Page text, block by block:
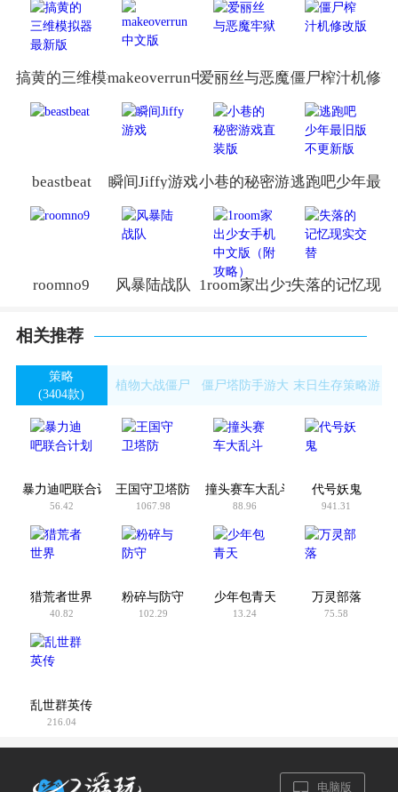
搞黄的三维模拟器最新版
makeoverrun中文版爱丽丝与恶魔牢狱僵尸榨汁机修
beastbeat 瞬间Jiffy游戏小巷的秘密游戏直装版
逃跑吧少年最
roomno9 风暴陆战队 1room家出少女手机中文版（
失落的记忆现
相关推荐
策略
(3404款)
植物大战僵尸
僵尸塔防手游大
全
(18款)
末日生存策略游
戏
暴力迪吧联合计划
56.42
王国守卫塔防
1067.98
撞头赛车大乱斗
88.96
代号妖鬼
941.31
猎荒者世界
40.82
粉碎与防守
102.29
少年包青天
13.24
万灵部落
75.58
乱世群英传
216.04
电脑版